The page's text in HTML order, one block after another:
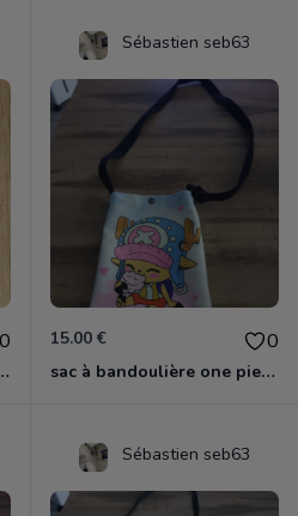
0
2 Xbox 360
Sébastien seb63
15.00 € 0
sac à bandoulière one piece chopper
Sébastien seb63